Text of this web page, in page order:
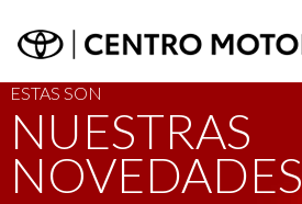
ESTAS SON
NUESTRAS
NOVEDADES